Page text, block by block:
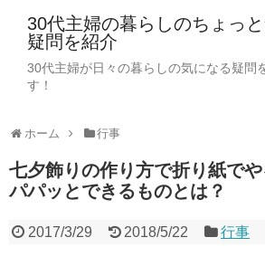
30代主婦の暮らしのちょっ
疑問を紹介
30代主婦が日々の暮らしの気になる疑問
す！
ホーム 行事
七夕飾りの作り方で折り紙で
パパッとできるものとは？
2017/3/29 2018/5/22 行事